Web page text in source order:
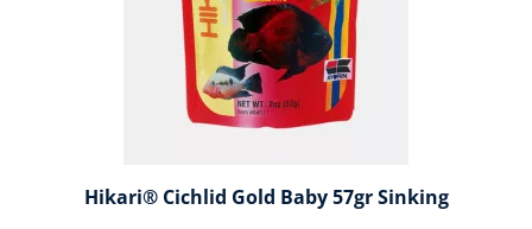
Hikari® Cichlid Gold Baby 57gr Sinking